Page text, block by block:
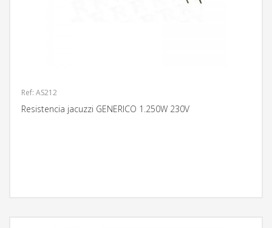
Ref: AS212
Resistencia jacuzzi GENERICO 1.250W 230V